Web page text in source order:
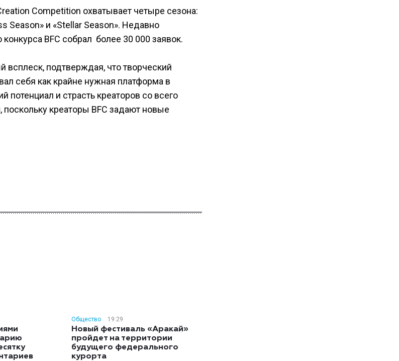
Competition охватывает четыре сезона:
Season» и «Stellar Season». Недавно
BFC собрал более 30 000 заявок.
подтверждая, что творческий
себя как крайне нужная платформа в
потенциал и страсть креаторов со всего
креаторы BFC задают новые
Общество 19:29
Новый фестиваль «Аракай»
пройдет на территории
будущего федерального
курорта